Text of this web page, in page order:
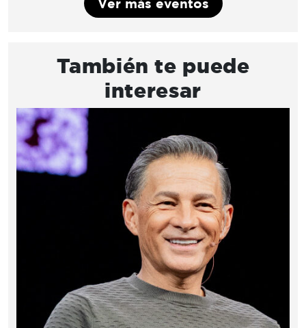
Ver más eventos
También te puede
interesar